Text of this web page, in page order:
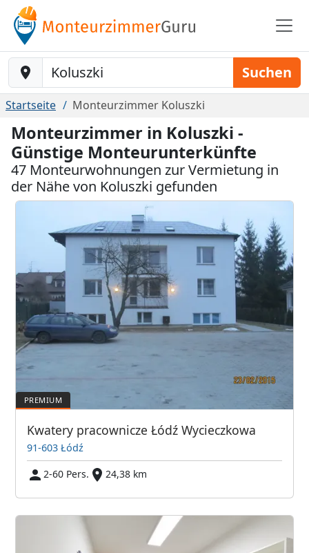
Baustelle-Location Suchen
Startseite Monteurzimmer Koluszki
Monteurzimmer in Koluszki -
Günstige Monteurunterkünfte
47 Monteurwohnungen zur Vermietung in
der Nähe von Koluszki gefunden
Kwatery pracownicze Łódź Wycieczkowa
91-603 Łódź
2-60 Pers.
24,38 km